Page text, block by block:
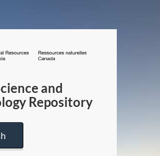
/
Canada
and
Repository